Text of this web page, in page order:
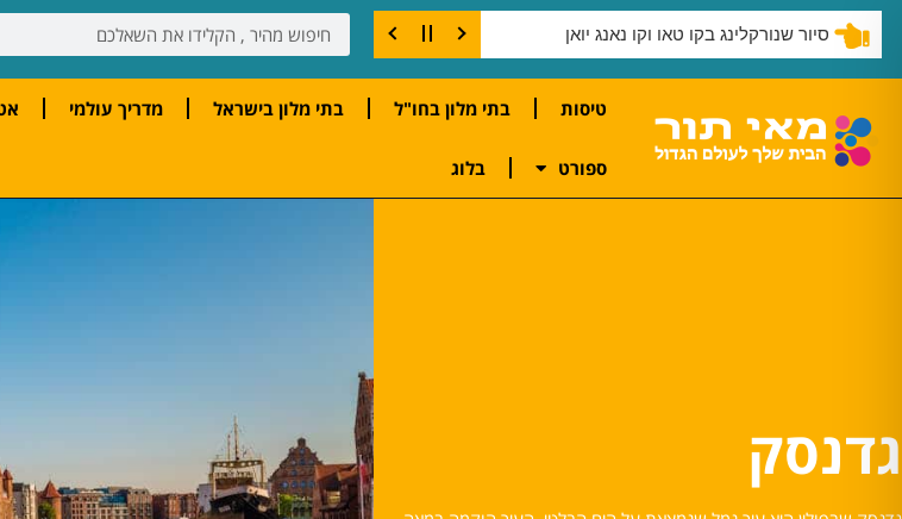
סיור שנורקלינג בקו טאו וקו נאנג יואן טאו
טיסות בתי מלון בחו"ל בתי מלון בישראל מדריך עולמי
ספורט בלוג
גדנסק